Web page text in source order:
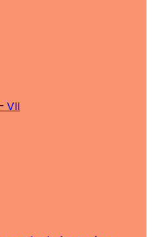
VII